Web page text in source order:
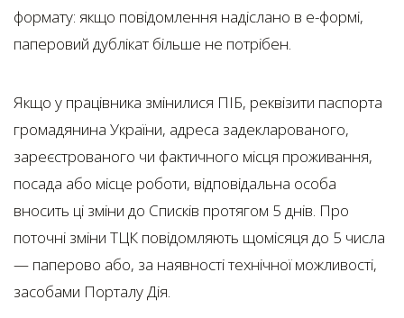
формату: якщо повідомлення надіслано в е-формі,
паперовий дублікат більше не потрібен.
Якщо у працівника змінилися ПІБ, реквізити паспорта
громадянина України, адреса задекларованого,
зареєстрованого чи фактичного місця проживання,
посада або місце роботи, відповідальна особа
вносить ці зміни до Списків протягом 5 днів. Про
поточні зміни ТЦК повідомляють щомісяця до 5 числа
— паперово або, за наявності технічної можливості,
засобами Порталу Дія.